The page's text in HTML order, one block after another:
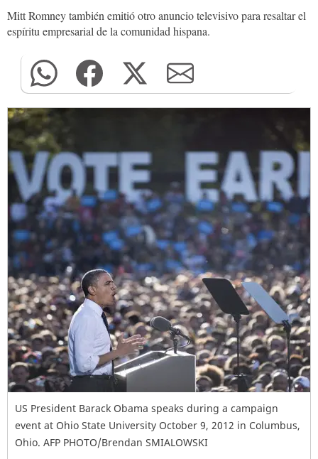
Mitt Romney también emitió otro anuncio televisivo para resaltar el
espíritu empresarial de la comunidad hispana.
US President Barack Obama speaks during a campaign
event at Ohio State University October 9, 2012 in Columbus,
Ohio. AFP PHOTO/Brendan SMIALOWSKI